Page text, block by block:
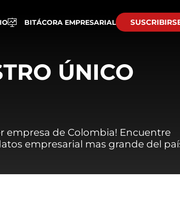
BITÁCORA EMPRESARIAL
ÚNICO
empresa de Colombia! Encuentre
empresarial mas grande del